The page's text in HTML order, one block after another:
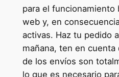
para el funcionamiento
web y, en
activas. Haz tu pedido
mañana, ten en
de los envíos son
lo que es necesario